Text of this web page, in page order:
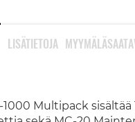
Multipack sisältää
LISÄTIETOJA